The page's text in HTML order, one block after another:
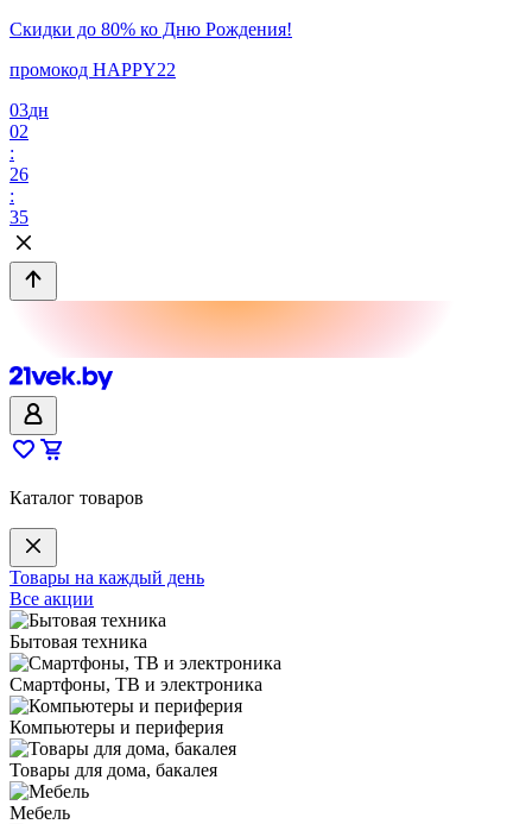
Скидки до 80% ко Дню Рождения!
промокод HAPPY22
03дн
02
:
26
:
35
Каталог товаров
Товары на каждый день
Все акции
Бытовая техника
Смартфоны, ТВ и электроника
Компьютеры и периферия
Товары для дома, бакалея
Мебель